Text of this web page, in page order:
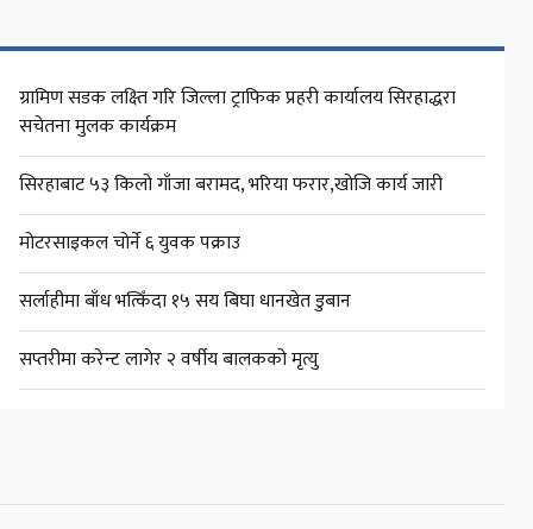
ग्रामिण सडक लक्ष्ति गरि जिल्ला ट्राफिक प्रहरी कार्यालय सिरहाद्धरा
सचेतना मुलक कार्यक्रम
सिरहाबाट ५३ किलो गाँजा बरामद, भरिया फरार,खोजि कार्य जारी
मोटरसाइकल चोर्ने ६ युवक पक्राउ
सर्लाहीमा बाँध भत्किँदा १५ सय बिघा धानखेत डुबान
सप्तरीमा करेन्ट लागेर २ वर्षीय बालकको मृत्यु